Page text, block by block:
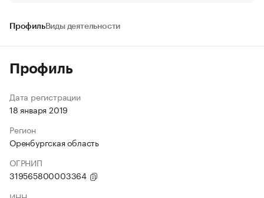
ПрофильВиды деятельности
Профиль
Дата регистрации
18 января 2019
Регион
Оренбургская область
ОГРНИП
319565800003364